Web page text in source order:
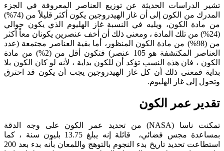
تشير الدراسات الحديثة عن توزيع العناصر المعروفة في الجزء
المدرك من الكون إلى أن غاز الهيدروجين يكون أكثر قليلاً من (74%)
من مادة الكون، ويليه في النسبة غاز الهليوم الذي يكون حوالي
(24%) من تلك المادة ، ومعنى ذلك أن أخف عنصرين يكونان معاً أكثر
من (98%) من مادة الكون المنظور، أما بقية العناصر مجتمعة (عدد
العناصر المكتشفة هو 105 عنصر) فتكون أقل من (2%) من مادة
الكون ، فان هذه النسب تؤكد أن للكون بداية ، لأنه لو كان الكون بلا
بداية فمعنى ذلك أن كل غاز الهيدروجين يجب أن يكون قد احترق
وتحول إلى غاز الهليوم.
تقدير عمر الكون
تمكنت ناسا (NASA) من تحديد عمر الكون على وجه الدقة
بمساعدة مجس فضائي، قائلة إنه يبلغ 13.75 بليون سنة ، كما
استطاعت تحديد تاريخ بدء النجوم بالتوهج واللمعان بأنه بدء بعد 200